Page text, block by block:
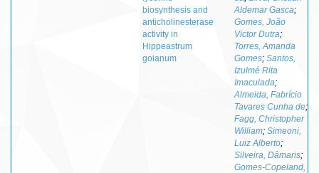
biosynthesis and
anticholinesterase
activity in
Hippeastrum
goianum
Aldemar Gasca;
Gomes, João
Victor Dutra;
Torres, Amanda
Gomes; Santos,
Izulmé Rita
Imaculada;
Almeida, Fabrício
Tavares Cunha de;
Fagg, Christopher
William; Simeoni,
Luiz Alberto;
Silveira, Dâmaris;
Gomes-Copeland,